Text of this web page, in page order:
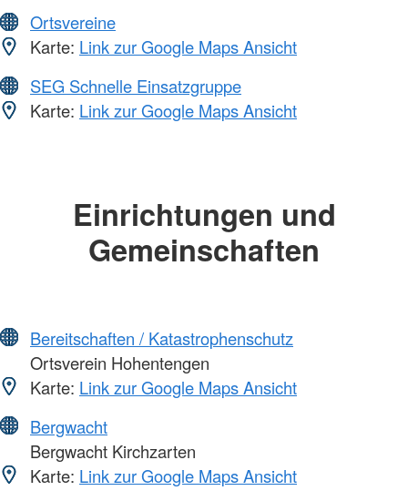
Ortsvereine
Karte: Link zur Google Maps Ansicht
SEG Schnelle Einsatzgruppe
Karte: Link zur Google Maps Ansicht
Einrichtungen und
Gemeinschaften
Bereitschaften / Katastrophenschutz
Ortsverein Hohentengen
Karte: Link zur Google Maps Ansicht
Bergwacht
Bergwacht Kirchzarten
Karte: Link zur Google Maps Ansicht